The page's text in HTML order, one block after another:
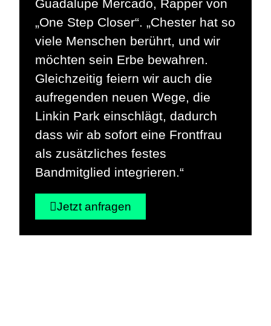
Guadalupe Mercado, Rapper von
„One Step Closer“. „Chester hat so
viele Menschen berührt, und wir
möchten sein Erbe bewahren.
Gleichzeitig feiern wir auch die
aufregenden neuen Wege, die
Linkin Park einschlägt, dadurch
dass wir ab sofort eine Frontfrau
als zusätzliches festes
Bandmitglied integrieren.“
Jetzt anfragen